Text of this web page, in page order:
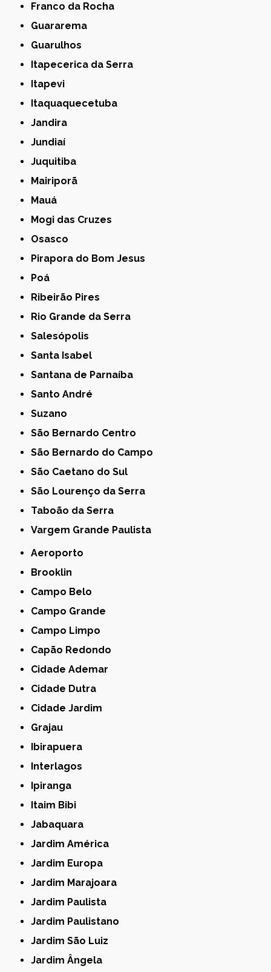
Franco da Rocha
Guararema
Guarulhos
Itapecerica da Serra
Itapevi
Itaquaquecetuba
Jandira
Jundiaí
Juquitiba
Mairiporã
Mauá
Mogi das Cruzes
Osasco
Pirapora do Bom Jesus
Poá
Ribeirão Pires
Rio Grande da Serra
Salesópolis
Santa Isabel
Santana de Parnaíba
Santo André
Suzano
São Bernardo Centro
São Bernardo do Campo
São Caetano do Sul
São Lourenço da Serra
Taboão da Serra
Vargem Grande Paulista
Aeroporto
Brooklin
Campo Belo
Campo Grande
Campo Limpo
Capão Redondo
Cidade Ademar
Cidade Dutra
Cidade Jardim
Grajau
Ibirapuera
Interlagos
Ipiranga
Itaim Bibi
Jabaquara
Jardim América
Jardim Europa
Jardim Marajoara
Jardim Paulista
Jardim Paulistano
Jardim São Luiz
Jardim Ângela